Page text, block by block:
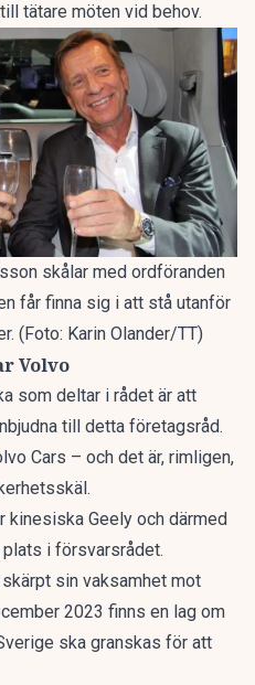
tätare möten vid behov.
skålar med ordföranden
får finna sig i att stå utanför
(Foto: Karin Olander/TT)
Volvo
som deltar i rådet är att
till detta företagsråd.
Cars – och det är, rimligen,
kinesiska Geely och därmed
i försvarsrådet.
sin vaksamhet mot
2023 finns en lag om
ska granskas för att